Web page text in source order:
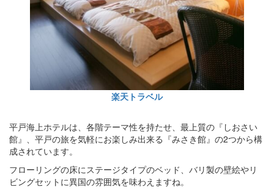
楽天トラベル
平戸海上ホテルは、各階テーマ性を持たせ、最上質の『しおさい
館』、平戸の旅を気軽にお楽しみ出来る『みさき館』の2つから構
成されています。
フローリングの床にステージタイプのベッド、バリ製の壁絵やリ
ビングセットに異国の雰囲気を味わえますね。